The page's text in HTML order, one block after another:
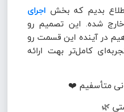
بدیم که بخش اجرای
شده. این تصمیم رو
در آینده این قسمت رو
کامل‌تر بهت ارائه
متأسفیم ❤️
🌿